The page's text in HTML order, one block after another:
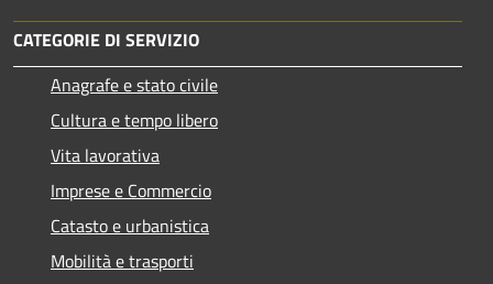
CATEGORIE DI SERVIZIO
Anagrafe e stato civile
Cultura e tempo libero
Vita lavorativa
Imprese e Commercio
Catasto e urbanistica
Mobilità e trasporti